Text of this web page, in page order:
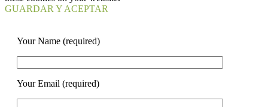
GUARDAR Y ACEPTAR
Your Name (required)
Your Email (required)